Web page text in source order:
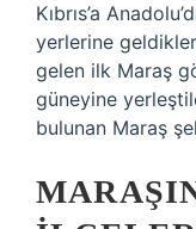
Kıbrıs’a
yerlerine
gelen ilk Maraş
güneyine
bulunan Maraş